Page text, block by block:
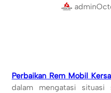
admin
Perbaikan Rem Mobil
dalam mengatasi